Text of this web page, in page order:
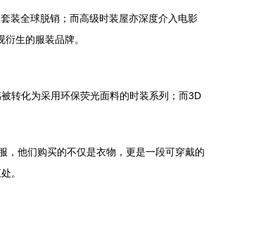
装全球脱销；而高级时装屋亦深度介入电影
生的服装品牌。
转化为采用环保荧光面料的时装系列；而3D
，他们购买的不仅是衣物，更是一段可穿戴的
。